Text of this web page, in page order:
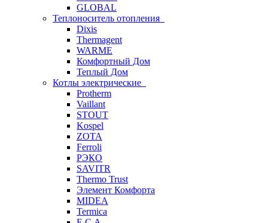
GLOBAL
Теплоноситель отопления
Dixis
Thermagent
WARME
Комфортный Дом
Теплый Дом
Котлы электрические
Protherm
Vaillant
STOUT
Kospel
ZOTA
Ferroli
РЭКО
SAVITR
Thermo Trust
Элемент Комфорта
MIDEA
Termica